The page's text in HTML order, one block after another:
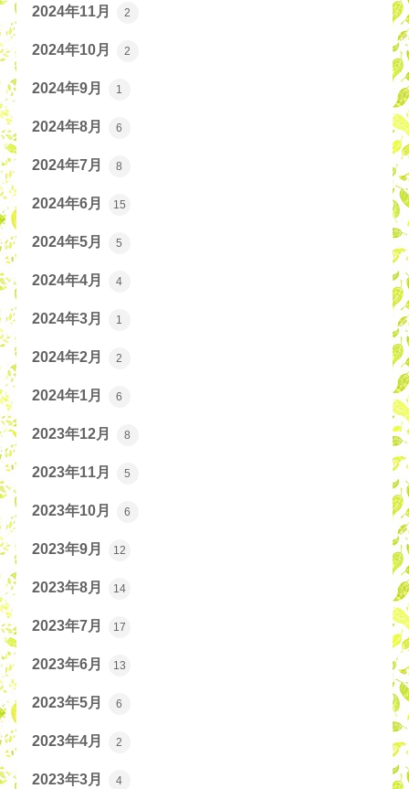
2024年11月 2
2024年10月 2
2024年9月 1
2024年8月 6
2024年7月 8
2024年6月 15
2024年5月 5
2024年4月 4
2024年3月 1
2024年2月 2
2024年1月 6
2023年12月 8
2023年11月 5
2023年10月 6
2023年9月 12
2023年8月 14
2023年7月 17
2023年6月 13
2023年5月 6
2023年4月 2
2023年3月 4